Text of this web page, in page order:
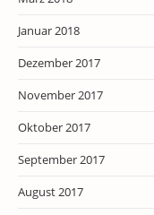
Januar 2018
Dezember 2017
November 2017
Oktober 2017
September 2017
August 2017